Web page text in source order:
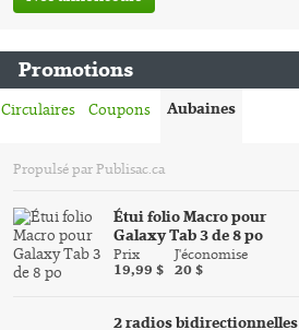
Promotions
Circulaires Coupons Aubaines
Propulsé par Publisac.ca
Étui folio Macro pour
Galaxy Tab 3 de 8 po
Prix
19,99 $
J'économise
20 $
2 radios bidirectionnelles